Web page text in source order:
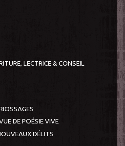
LECTRICE & CONSEIL
DE POÉSIE VIVE
DÉLITS